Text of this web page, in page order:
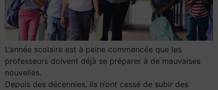
L’année scolaire est à peine commencée que les
professeurs doivent déjà se préparer à de mauvaises
nouvelles.
Depuis des décennies, ils n’ont cessé de subir des